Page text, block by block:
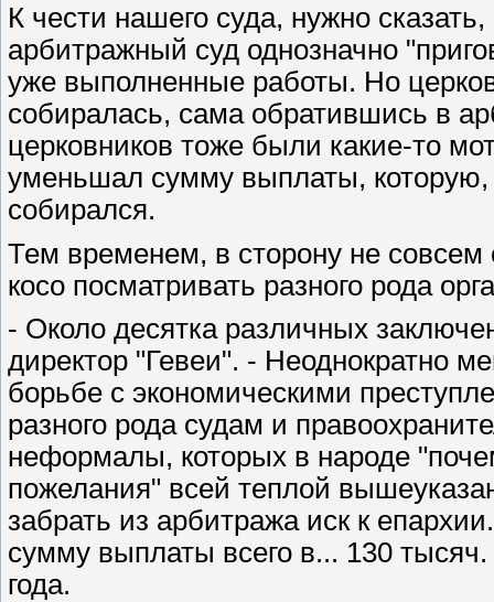
К чести нашего суда, нужно
арбитражный суд однозначно
уже выполненные работы. Но
собиралась, сама обратившись в
церковников тоже были какие-то
уменьшал сумму выплаты, которую,
собирался.
Тем временем, в сторону не совсем
косо посматривать разного рода
- Около десятка различных
директор "Гевеи". - Неоднократно
борьбе с экономическими
разного рода судам и
неформалы, которых в народе
пожелания" всей теплой
забрать из арбитража иск к
сумму выплаты всего в... 130
года.